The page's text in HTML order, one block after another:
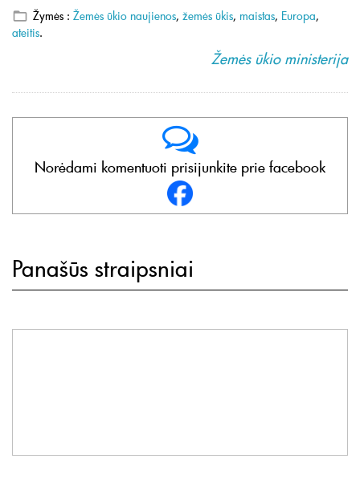
Žymės : Žemės ūkio naujienos, žemės ūkis, maistas, Europa,
ateitis.
Žemės ūkio ministerija
Norėdami komentuoti prisijunkite prie facebook
Panašūs straipsniai